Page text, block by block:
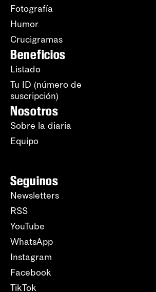
Fotografía
Humor
Crucigramas
Beneficios
Listado
Tu ID (número de
suscripción)
Nosotros
Sobre la diaria
Equipo
Seguinos
Newsletters
RSS
YouTube
WhatsApp
Instagram
Facebook
TikTok